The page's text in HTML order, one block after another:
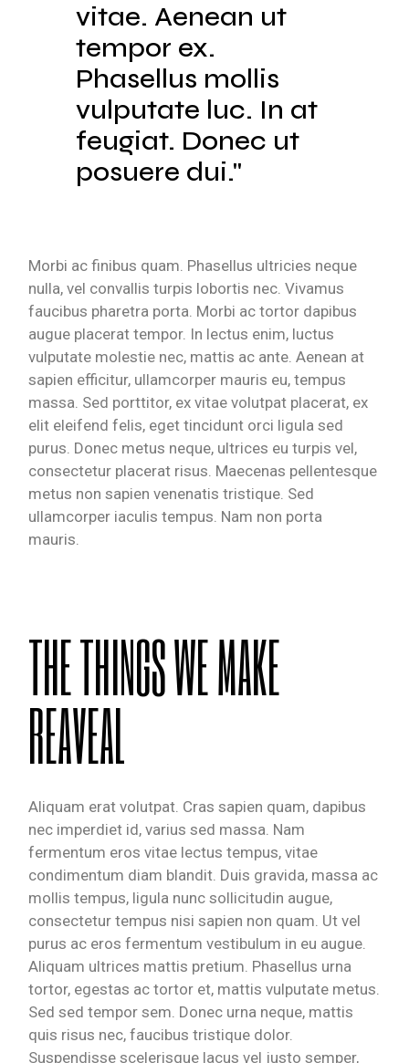
vitae. Aenean ut
tempor ex.
Phasellus mollis
vulputate luc. In at
feugiat. Donec ut
posuere dui.
Morbi ac finibus quam. Phasellus ultricies neque
nulla, vel convallis turpis lobortis nec. Vivamus
faucibus pharetra porta. Morbi ac tortor dapibus
augue placerat tempor. In lectus enim, luctus
vulputate molestie nec, mattis ac ante. Aenean at
sapien efficitur, ullamcorper mauris eu, tempus
massa. Sed porttitor, ex vitae volutpat placerat, ex
elit eleifend felis, eget tincidunt orci ligula sed
purus. Donec metus neque, ultrices eu turpis vel,
consectetur placerat risus. Maecenas pellentesque
metus non sapien venenatis tristique. Sed
ullamcorper iaculis tempus. Nam non porta
mauris.
THE THINGS WE MAKE
REAVEAL
Aliquam erat volutpat. Cras sapien quam, dapibus
nec imperdiet id, varius sed massa. Nam
fermentum eros vitae lectus tempus, vitae
condimentum diam blandit. Duis gravida, massa ac
mollis tempus, ligula nunc sollicitudin augue,
consectetur tempus nisi sapien non quam. Ut vel
purus ac eros fermentum vestibulum in eu augue.
Aliquam ultrices mattis pretium. Phasellus urna
tortor, egestas ac tortor et, mattis vulputate metus.
Sed sed tempor sem. Donec urna neque, mattis
quis risus nec, faucibus tristique dolor.
Suspendisse scelerisque lacus vel justo semper,